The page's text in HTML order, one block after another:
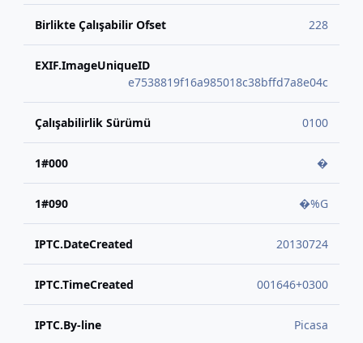
Birlikte Çalışabilir Ofset 228
EXIF.ImageUniqueID
e7538819f16a985018c38bffd7a8e04c
Çalışabilirlik Sürümü 0100
1#000 �
1#090 �%G
IPTC.DateCreated 20130724
IPTC.TimeCreated 001646+0300
IPTC.By-line Picasa